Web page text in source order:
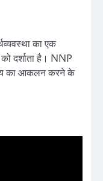
का एक
दर्शाता है। NNP
का आकलन करने के